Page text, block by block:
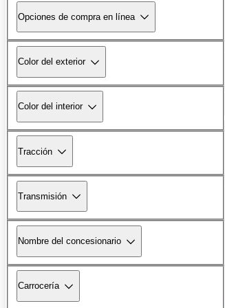
Opciones de compra en línea
Color del exterior
Color del interior
Tracción
Transmisión
Nombre del concesionario
Carrocería